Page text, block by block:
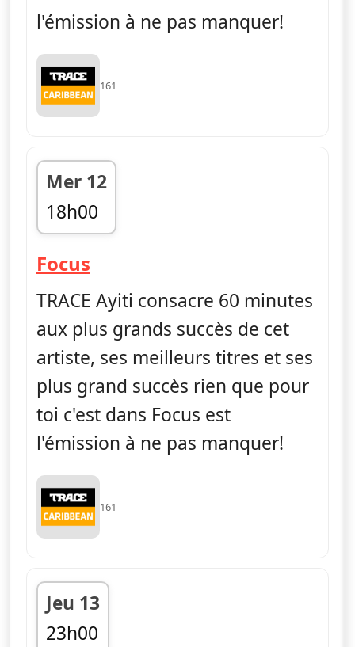
l'émission à ne pas manquer!
161
Mer 12
18h00
fin 19h00
Focus
TRACE Ayiti consacre 60 minutes
aux plus grands succès de cet
artiste, ses meilleurs titres et ses
plus grand succès rien que pour
toi c'est dans Focus est
l'émission à ne pas manquer!
161
Jeu 13
23h00